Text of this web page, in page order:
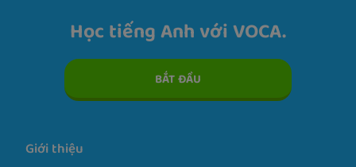
Học tiếng Anh với VOCA.
BẮT ĐẦU
Giới thiệu